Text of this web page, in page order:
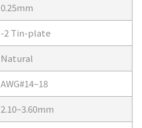
0.25mm
-2 Tin-plate
Natural
AWG#14~18
2.10~3.60mm